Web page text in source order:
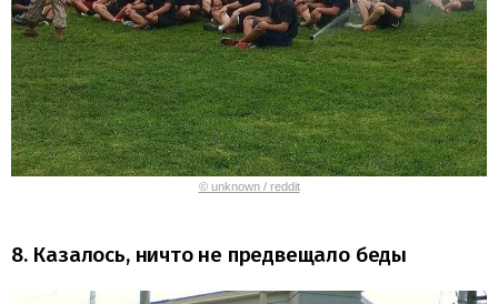
© unknown / reddit
8. Казалось, ничто не предвещало беды